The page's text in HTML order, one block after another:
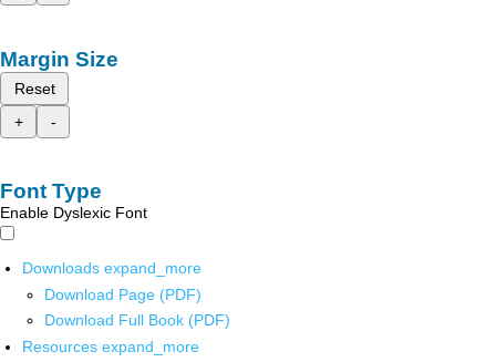
Margin Size
Reset
+
-
Font Type
Enable Dyslexic Font
Downloads expand_more
Download Page (PDF)
Download Full Book (PDF)
Resources expand_more